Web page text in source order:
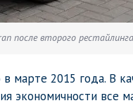
после второго рестайлинга
марте 2015 года. В
экономичности все